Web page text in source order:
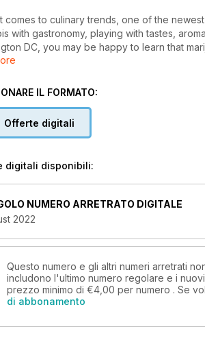
comes to culinary trends, one of the
with gastronomy, playing with tastes,
DC, you may be happy to learn that
if you get the munchies while imbibing,
is one of the foremost destinations in Europe. Join us for a culinary weekend in this
and fairytale chateaux, Bordeaux is the
to offer lovers of food, culture, and nature.
to the beautiful island of Curacao.
IL FORMATO:
Offerte digitali
digitali disponibili:
NUMERO ARRETRATO DIGITALE
2022
Questo numero e gli altri numeri arretrati
includono l'ultimo numero regolare e i
prezzo minimo di €4,00 per numero . Se
di abbonamento